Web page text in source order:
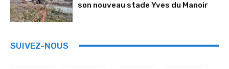
son nouveau stade Yves du Manoir
SUIVEZ-NOUS